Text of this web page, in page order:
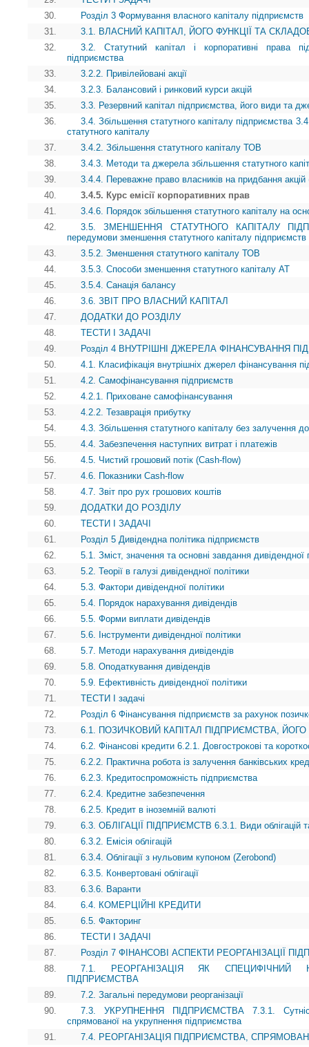
30.
Розділ 3 Формування власного капіталу підприємств
31.
3.1. ВЛАСНИЙ КАПІТАЛ, ЙОГО ФУНКЦІЇ ТА
32.
3.2. Статутний капітал і корпоративні права
підприємства
33.
3.2.2. Привілейовані акції
34.
3.2.3. Балансовий і ринковий курси акцій
35.
3.3. Резервний капітал підприємства, його види та
36.
3.4. Збільшення статутного капіталу підприємства
статутного капіталу
37.
3.4.2. Збільшення статутного капіталу ТОВ
38.
3.4.3. Методи та джерела збільшення статутного
39.
3.4.4. Переважне право власників на придбання акцій
40.
3.4.5. Курс емісії корпоративних прав
41.
3.4.6. Порядок збільшення статутного капіталу на
42.
3.5. ЗМЕНШЕННЯ СТАТУТНОГО КАПІТАЛУ
передумови зменшення статутного капіталу підприємств
43.
3.5.2. Зменшення статутного капіталу ТОВ
44.
3.5.3. Способи зменшення статутного капіталу АТ
45.
3.5.4. Санація балансу
46.
3.6. ЗВІТ ПРО ВЛАСНИЙ КАПІТАЛ
47.
ДОДАТКИ ДО РОЗДІЛУ
48.
ТЕСТИ І ЗАДАЧІ
49.
Розділ 4 ВНУТРІШНІ ДЖЕРЕЛА ФІНАНСУВАННЯ
50.
4.1. Класифікація внутрішніх джерел фінансування
51.
4.2. Самофінансування підприємств
52.
4.2.1. Приховане самофінансування
53.
4.2.2. Тезаврація прибутку
54.
4.3. Збільшення статутного капіталу без залучення
55.
4.4. Забезпечення наступних витрат i платежів
56.
4.5. Чистий грошовий потік (Cash-flow)
57.
4.6. Показники Cash-flow
58.
4.7. Звіт про рух грошових коштів
59.
ДОДАТКИ ДО РОЗДІЛУ
60.
ТЕСТИ І ЗАДАЧІ
61.
Розділ 5 Дивідендна політика підприємств
62.
5.1. Зміст, значення та основні завдання дивідендної
63.
5.2. Теорії в галузі дивідендної політики
64.
5.3. Фактори дивідендної політики
65.
5.4. Порядок нарахування дивідендів
66.
5.5. Форми виплати дивідендів
67.
5.6. Інструменти дивідендної політики
68.
5.7. Методи нарахування дивідендів
69.
5.8. Оподаткування дивідендів
70.
5.9. Ефективність дивідендної політики
71.
ТЕСТИ І задачі
72.
Розділ 6 Фінансування підприємств за рахунок
73.
6.1. ПОЗИЧКОВИЙ КАПІТАЛ ПІДПРИЄМСТВА,
74.
6.2. Фінансові кредити 6.2.1. Довгострокові та
75.
6.2.2. Практична робота із залучення банківських
76.
6.2.3. Кредитоспроможність підприємства
77.
6.2.4. Кредитне забезпечення
78.
6.2.5. Кредит в іноземній валюті
79.
6.3. ОБЛІГАЦІЇ ПІДПРИЄМСТВ 6.3.1. Види облігацій
80.
6.3.2. Емісія облігацій
81.
6.3.4. Облігації з нульовим купоном (Zerobond)
82.
6.3.5. Конвертовані облігації
83.
6.3.6. Варанти
84.
6.4. КОМЕРЦІЙНІ КРЕДИТИ
85.
6.5. Факторинг
86.
ТЕСТИ І ЗАДАЧІ
87.
Розділ 7 ФІНАНСОВІ АСПЕКТИ РЕОРГАНІЗАЦІЇ
88.
7.1. РЕОРГАНІЗАЦІЯ ЯК СПЕЦИФІЧНИЙ
ПІДПРИЄМСТВА
89.
7.2. Загальні передумови реорганізації
90.
7.3. УКРУПНЕННЯ ПІДПРИЄМСТВА 7.3.1.
спрямованої на укрупнення підприємства
91.
7.4. РЕОРГАНІЗАЦІЯ ПІДПРИЄМСТВА,